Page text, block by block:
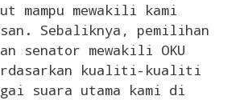
mampu mewakili kami
Sebaliknya, pemilihan
senator mewakili OKU
kualiti-kualiti
suara utama kami di